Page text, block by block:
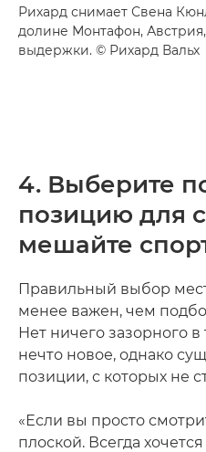
Рихард снимает Свена
долине Монтафон,
выдержки. © Рихард Вальх
4. Выберите
позицию для
мешайте
Правильный выбор
менее важен, чем
Нет ничего зазорного
нечто новое, однако
позиции, с которых не
«Если вы просто
плоской. Всегда